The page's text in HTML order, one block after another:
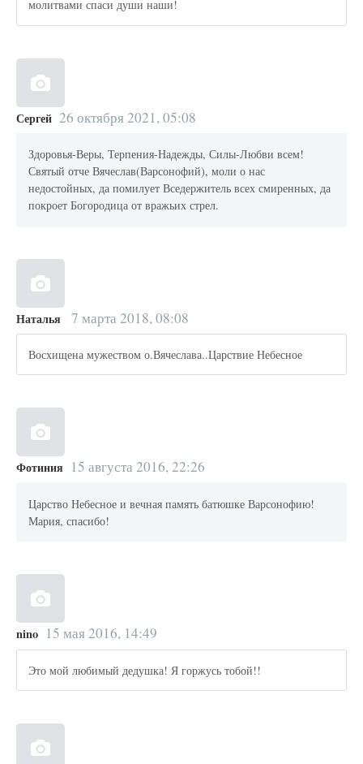
молитвами спаси души наши!
Сергей 26 октября 2021, 05:08
Здоровья-Веры, Терпения-Надежды, Силы-Любви всем!
Святый отче Вячеслав(Варсонофий), моли о нас
недостойных, да помилует Вседержитель всех смиренных, да
покроет Богородица от вражьих стрел.
Наталья 7 марта 2018, 08:08
Восхищена мужеством о.Вячеслава..Царствие Небесное
Фотиния 15 августа 2016, 22:26
Царство Небесное и вечная память батюшке Варсонофию!
Мария, спасибо!
nino 15 мая 2016, 14:49
Это мой любимый дедушка! Я горжусь тобой!!